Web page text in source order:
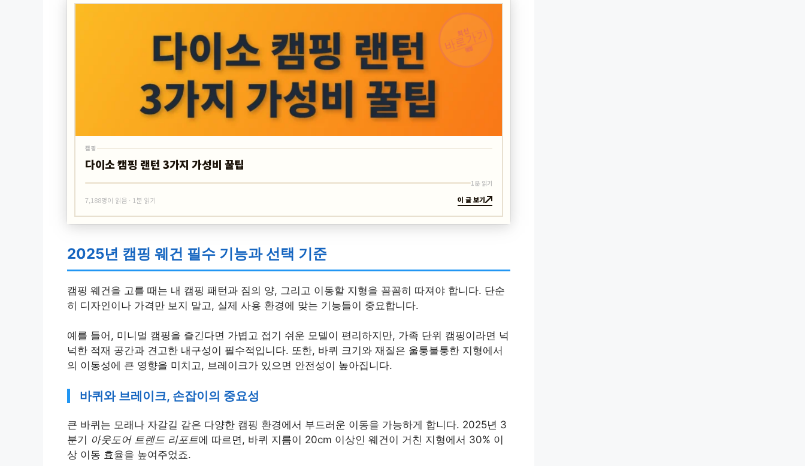
최신
바로가기
캠핑
캠핑
다이소 캠핑 랜턴 3가지 가성비 꿀팁
1분 읽기
7,188명이 읽음 · 1분 읽기 이 글 보기
2025년 캠핑 웨건 필수 기능과 선택 기준
캠핑 웨건을 고를 때는 내 캠핑 패턴과 짐의 양, 그리고 이동할 지형을 꼼꼼히 따져야 합니다. 단순
히 디자인이나 가격만 보지 말고, 실제 사용 환경에 맞는 기능들이 중요합니다.
예를 들어, 미니멀 캠핑을 즐긴다면 가볍고 접기 쉬운 모델이 편리하지만, 가족 단위 캠핑이라면 넉
넉한 적재 공간과 견고한 내구성이 필수적입니다. 또한, 바퀴 크기와 재질은 울퉁불퉁한 지형에서
의 이동성에 큰 영향을 미치고, 브레이크가 있으면 안전성이 높아집니다.
바퀴와 브레이크, 손잡이의 중요성
큰 바퀴는 모래나 자갈길 같은 다양한 캠핑 환경에서 부드러운 이동을 가능하게 합니다. 2025년 3
분기 아웃도어 트렌드 리포트에 따르면, 바퀴 지름이 20cm 이상인 웨건이 거친 지형에서 30% 이
상 이동 효율을 높여주었죠.